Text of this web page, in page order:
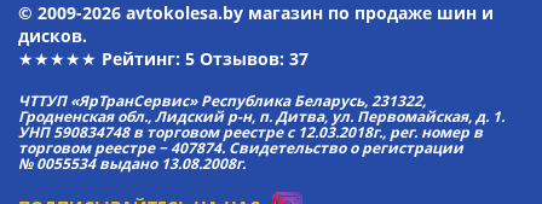
© 2009-2026 avtokolesa.by магазин по продаже шин и
дисков.
★★★★★ Рейтинг: 5 Отзывов: 37
ЧТТУП «ЯрТранСервис» Республика Беларусь, 231322,
Гродненская обл., Лидский р-н, п. Дитва, ул. Первомайская, д. 1.
УНП 590834748 в торговом реестре с 12.03.2018г., рег. номер в
торговом реестре − 407874. Свидетельство о регистрации
№ 0055534 выдано 13.08.2008г.